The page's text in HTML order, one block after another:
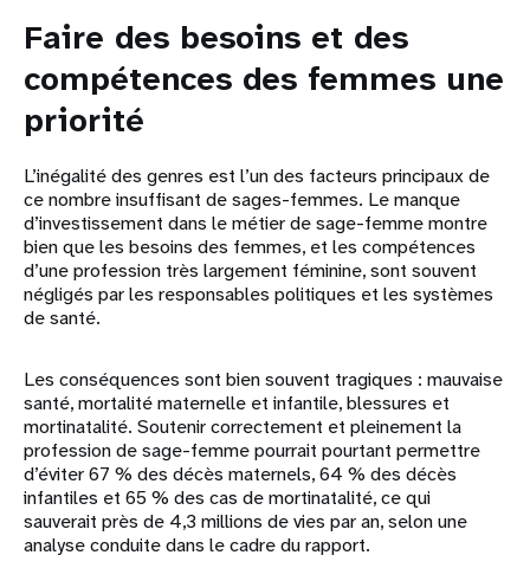
Faire des besoins et des
compétences des femmes une
priorité
L’inégalité des genres est l’un des facteurs principaux de
ce nombre insuffisant de sages-femmes. Le manque
d’investissement dans le métier de sage-femme montre
bien que les besoins des femmes, et les compétences
d’une profession très largement féminine, sont souvent
négligés par les responsables politiques et les systèmes
de santé.
Les conséquences sont bien souvent tragiques : mauvaise
santé, mortalité maternelle et infantile, blessures et
mortinatalité. Soutenir correctement et pleinement la
profession de sage-femme pourrait pourtant permettre
d’éviter 67 % des décès maternels, 64 % des décès
infantiles et 65 % des cas de mortinatalité, ce qui
sauverait près de 4,3 millions de vies par an, selon une
analyse conduite dans le cadre du rapport.